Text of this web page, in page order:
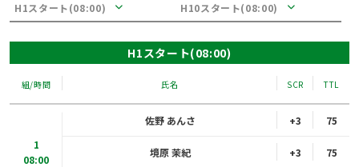
H1スタート(08:00) H10スタート(08:00)
H1スタート(08:00)
組/時間 氏名 SCR TTL
1
08:00
佐野 あんさ +3 75
境原 茉紀 +3 75